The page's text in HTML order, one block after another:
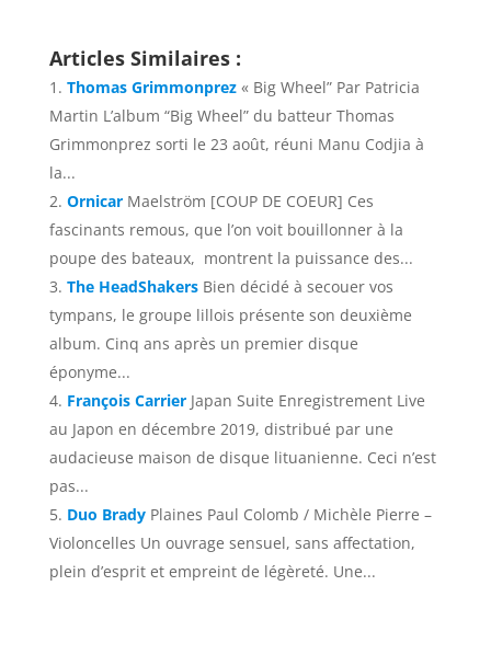
Articles Similaires :
Thomas Grimmonprez « Big Wheel” Par Patricia
Martin L’album “Big Wheel” du batteur Thomas
Grimmonprez sorti le 23 août, réuni Manu Codjia à
la...
Ornicar Maelström [COUP DE COEUR] Ces
fascinants remous, que l’on voit bouillonner à la
poupe des bateaux, montrent la puissance des...
The HeadShakers Bien décidé à secouer vos
tympans, le groupe lillois présente son deuxième
album. Cinq ans après un premier disque
éponyme...
François Carrier Japan Suite Enregistrement Live
au Japon en décembre 2019, distribué par une
audacieuse maison de disque lituanienne. Ceci n’est
pas...
Duo Brady Plaines Paul Colomb / Michèle Pierre –
Violoncelles Un ouvrage sensuel, sans affectation,
plein d’esprit et empreint de légèreté. Une...